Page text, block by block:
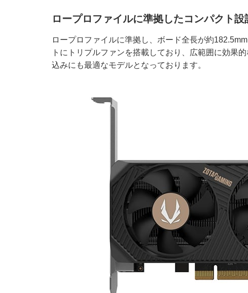
ロープロファイルに準拠したコンパクト設
ロープロファイルに準拠し、ボード全長が約
トにトリプルファンを搭載しており、広範囲に効果
込みにも最適なモデルとなっております。